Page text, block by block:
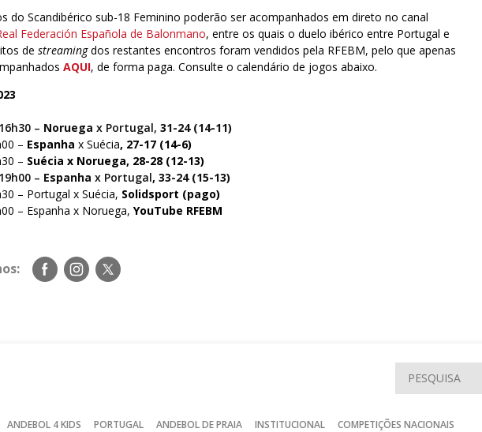
do Scandibérico sub-18 Feminino poderão ser acompanhados em direto no canal
Federación Española de Balonmano, entre os quais o duelo ibérico entre Portugal e
destreamingdos restantes encontros foram vendidos pela RFEBM, pelo que apenas
AQUI, de forma paga. Consulte o calendário de jogos abaixo.
– Noruega x Portugal,31-24 (14-11)
– Espanha x Suécia, 27-17 (14-6)
– Suécia x Noruega, 28-28 (12-13)
– Espanha x Portugal, 33-24 (15-13)
– Portugal x Suécia, Solidsport (pago)
– Espanha x Noruega,YouTube RFEBM
Siga-
nos
Siga-
nos
Siga-
nos
ANDEBOL 4 KIDS PORTUGAL ANDEBOL DE PRAIA INSTITUCIONAL
COMPETIÇÕES NACIONAIS